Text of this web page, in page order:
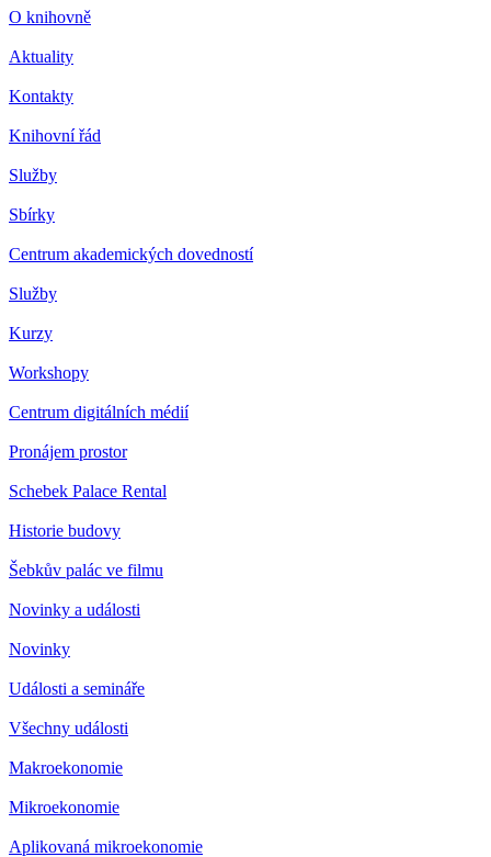
O knihovně
Aktuality
Kontakty
Knihovní řád
Služby
Sbírky
Centrum akademických dovedností
Služby
Kurzy
Workshopy
Centrum digitálních médií
Pronájem prostor
Schebek Palace Rental
Historie budovy
Šebkův palác ve filmu
Novinky a události
Novinky
Události a semináře
Všechny události
Makroekonomie
Mikroekonomie
Aplikovaná mikroekonomie